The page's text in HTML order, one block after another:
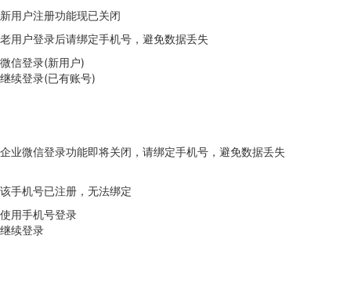
新用户注册功能现已关闭
老用户登录后请绑定手机号，避免数据丢失
微信登录(新用户)
继续登录(已有账号)
企业微信登录功能即将关闭，请绑定手机号，避免数据丢失
该手机号已注册，无法绑定
使用手机号登录
继续登录